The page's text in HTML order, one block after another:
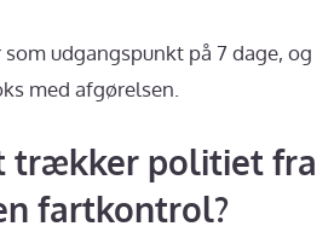
udgangspunkt på 7 dage, og
med afgørelsen.
trækker politiet fra
fartkontrol?